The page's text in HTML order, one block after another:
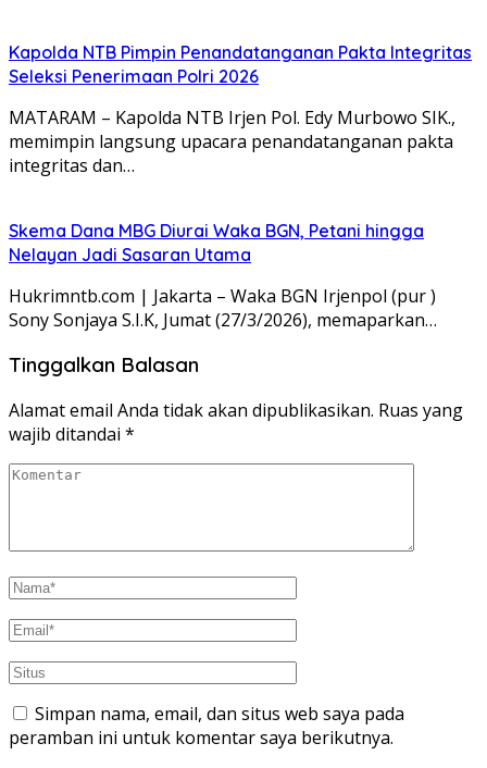
Kapolda NTB Pimpin Penandatanganan Pakta Integritas
Seleksi Penerimaan Polri 2026
MATARAM – Kapolda NTB Irjen Pol. Edy Murbowo SIK.,
memimpin langsung upacara penandatanganan pakta
integritas dan…
Skema Dana MBG Diurai Waka BGN, Petani hingga
Nelayan Jadi Sasaran Utama
Hukrimntb.com | Jakarta – Waka BGN Irjenpol (pur )
Sony Sonjaya S.I.K, Jumat (27/3/2026), memaparkan…
Tinggalkan Balasan
Alamat email Anda tidak akan dipublikasikan. Ruas yang
wajib ditandai *
Simpan nama, email, dan situs web saya pada
peramban ini untuk komentar saya berikutnya.